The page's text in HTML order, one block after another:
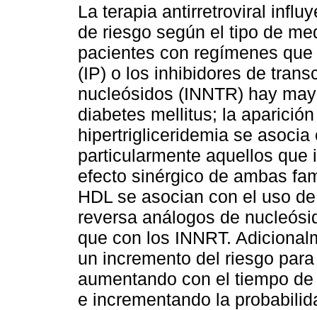
La terapia antirretroviral
de riesgo según el tipo de
pacientes con regímenes
(IP) o los inhibidores de
nucleósidos (INNTR) hay
diabetes mellitus; la
hipertrigliceridemia se
particularmente aquellos
efecto sinérgico de ambas
HDL se asocian con el uso
reversa análogos de
que con los INNRT.
un incremento del riesgo
aumentando con el tiempo
e incrementando la